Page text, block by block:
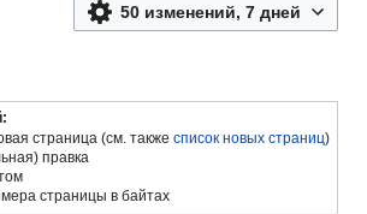
50 изменений, 7 дней
страница (см. такжесписок новых страниц)
правка
страницы в байтах